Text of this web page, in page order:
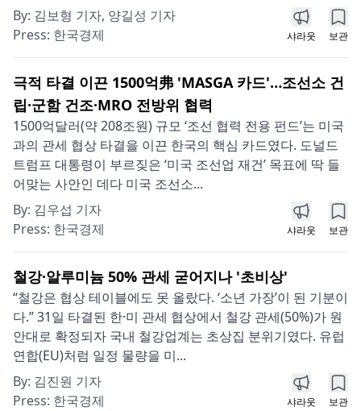
By: 김보형 기자, 양길성 기자
Press: 한국경제 샤라웃 보관
극적 타결 이끈 1500억弗 'MASGA 카드'…조선소 건
립·군함 건조·MRO 전방위 협력
1500억달러(약 208조원) 규모 ‘조선 협력 전용 펀드’는 미국
과의 관세 협상 타결을 이끈 한국의 핵심 카드였다. 도널드
트럼프 대통령이 부르짖은 ‘미국 조선업 재건’ 목표에 딱 들
어맞는 사안인 데다 미국 조선소...
By: 김우섭 기자
Press: 한국경제 샤라웃 보관
철강·알루미늄 50% 관세 굳어지나 '초비상'
“철강은 협상 테이블에도 못 올랐다. ‘소년 가장’이 된 기분이
다.” 31일 타결된 한·미 관세 협상에서 철강 관세(50%)가 원
안대로 확정되자 국내 철강업계는 초상집 분위기였다. 유럽
연합(EU)처럼 일정 물량을 미...
By: 김진원 기자
Press: 한국경제 샤라웃 보관